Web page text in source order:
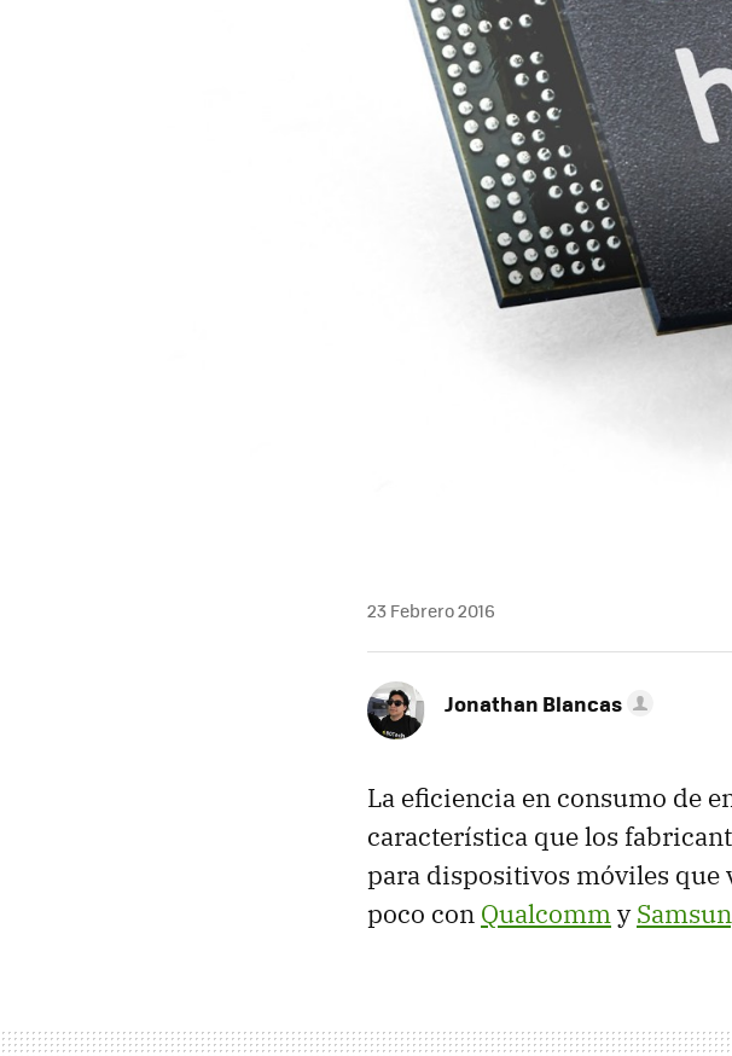
23 Febrero 2016
Jonathan Blancas
La eficiencia en consumo de
característica que los
para dispositivos móviles que
poco con Qualcomm y